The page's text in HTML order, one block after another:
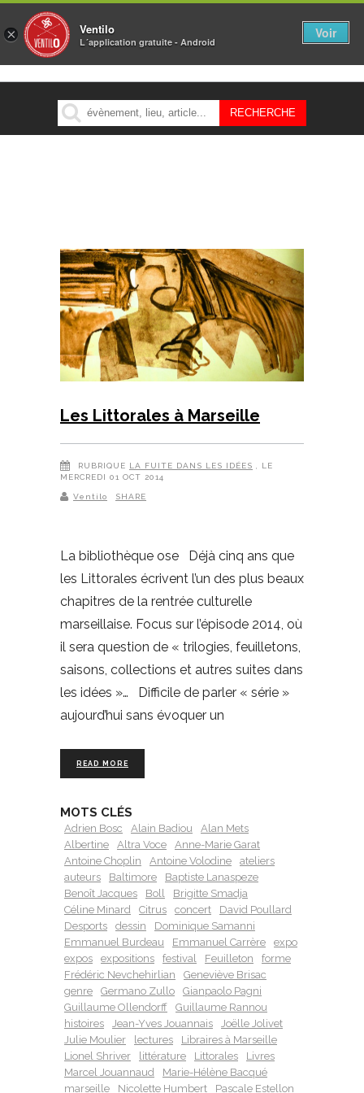
MENU
Les Littorales à Marseille
RUBRIQUE LA FUITE DANS LES IDÉES
, LE
MERCREDI 01 OCT 2014
Ventilo SHARE
La bibliothèque ose Déjà cinq ans que
les Littorales écrivent l’un des plus beaux
chapitres de la rentrée culturelle
marseillaise. Focus sur l’épisode 2014, où
il sera question de « trilogies, feuilletons,
saisons, collections et autres suites dans
les idées »… Difficile de parler « série »
aujourd’hui sans évoquer un
READ MORE
MOTS CLÉS
Adrien Bosc Alain Badiou
Alan Mets
Albertine
Altra Voce
Anne-Marie Garat
Antoine Choplin
Antoine Volodine
ateliers
auteurs
Baltimore
Baptiste Lanaspeze
Benoît Jacques
Boll
Brigitte Smadja
Céline Minard
Citrus concert
David Poullard
Desports
dessin
Dominique Samanni
Emmanuel Burdeau
Emmanuel Carrère
expo
expos
expositions festival Feuilleton
forme
Frédéric Nevchehirlian
Geneviève Brisac
genre
Germano Zullo
Gianpaolo Pagni
Guillaume Ollendorff
Guillaume Rannou
histoires
Jean-Yves Jouannais
Joëlle Jolivet
Julie Moulier
lectures
Libraires à Marseille
Lionel Shriver
littérature Littorales
Livres
Marcel Jouannaud
Marie-Hélène Bacqué
marseille
Nicolette Humbert Pascale Estellon
× Ventilo
L´application gratuite - Android
Voir